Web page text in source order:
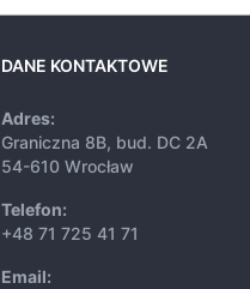
DANE KONTAKTOWE
Adres:
Graniczna 8B, bud. DC 2A
54-610 Wrocław
Telefon:
+48 71 725 41 71
Email: